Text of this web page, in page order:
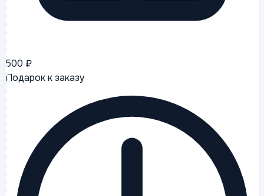
500 ₽
Подарок к заказу